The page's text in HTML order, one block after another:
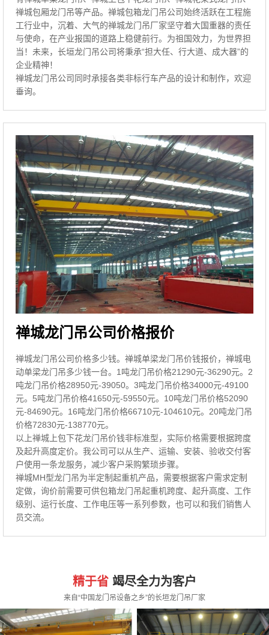
禅城包厢龙门吊等产品。禅城包箱龙门吊公司始终活跃在工程施
工行业中，沉着、大气的禅城龙门吊厂家坚守着大国重器的责任
与使命，在产业报国的道路上稳健前行。为祖国效力，为世界担
当！未来，长垣龙门吊公司将秉承“担大任、行大道、成大器”的
企业精神！
禅城龙门吊公司同时承接各类非标行车产品的设计和制作，欢迎
垂询。
禅城龙门吊公司价格报价
禅城龙门吊公司价格多少钱。禅城单梁龙门吊价钱报价，禅城电
动单梁龙门吊多少钱一台。1吨龙门吊价格21290元-36290元。2
吨龙门吊价格28950元-39050。3吨龙门吊价格34000元-49100
元。5吨龙门吊价格41650元-59550元。10吨龙门吊价格52090
元-84690元。16吨龙门吊价格66710元-104610元。20吨龙门吊
价格72830元-138770元。
以上禅城上包下花龙门吊价钱非标准型，实际价格需要根据跨度
及起升高度定价。我公司可以从生产、运输、安装、验收交付客
户使用一条龙服务，减少客户采购繁琐步骤。
禅城MH型龙门吊为半定制起重机产品，需要根据客户需求定制
定做，询价前需要可供包箱龙门吊起重机跨度、起升高度、工作
级别、运行长度、工作电压等一系列参数，也可以和我们销售人
员交流。
精于省 竭尽全力为客户
来自“中国龙门吊设备之乡”的长垣龙门吊厂家